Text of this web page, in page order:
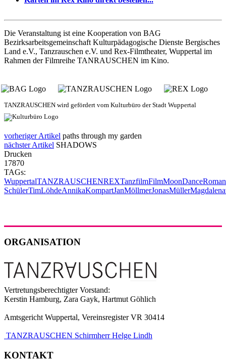
Die Veranstaltung ist eine Kooperation von BAG
Bezirksarbeitsgemeinschaft Kulturpädagogische Dienste Bergisches
Land e.V., Tanzrauschen e.V. und Rex-Filmtheater, Wuppertal im
Rahmen der Filmreihe TANRAUSCHEN im Kino.
TANZRAUSCHEN wird gefördert vom Kulturbüro der Stadt Wuppertal
vorheriger Artikel paths through my garden
nächster Artikel SHADOWS
Drucken
17870
TAGs:
WuppertalTANZRAUSCHENREXTanzfilmFilmMoonDance
SchülerTimLöhdeAnnikaKompartJanMöllmerJonasMüller
ORGANISATION
Vertretungsberechtigter Vorstand:
Kerstin Hamburg, Zara Gayk, Hartmut Göhlich
Amtsgericht Wuppertal, Vereinsregister VR 30414
TANZRAUSCHEN Schirmherr Helge Lindh
KONTAKT